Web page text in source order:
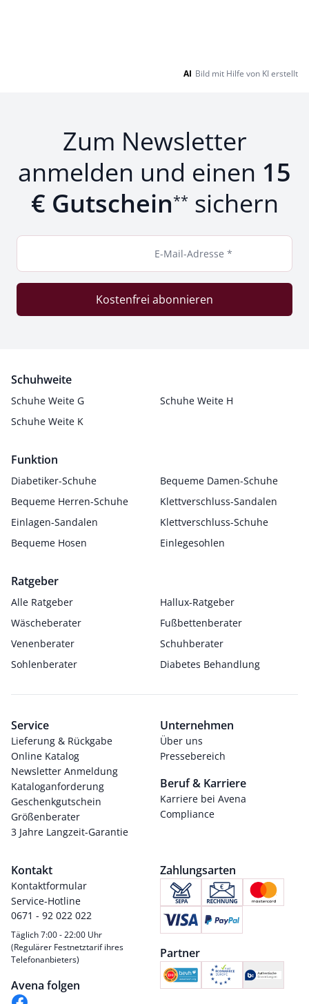
AI Bild mit Hilfe von KI erstellt
Zum Newsletter
anmelden und einen 15
€ Gutschein** sichern
E-Mail-Adresse *
Kostenfrei abonnieren
Schuhweite
Schuhe Weite G
Schuhe Weite H
Schuhe Weite K
Funktion
Diabetiker-Schuhe
Bequeme Damen-Schuhe
Bequeme Herren-Schuhe
Klettverschluss-Sandalen
Einlagen-Sandalen
Klettverschluss-Schuhe
Bequeme Hosen
Einlegesohlen
Ratgeber
Alle Ratgeber
Hallux-Ratgeber
Wäscheberater
Fußbettenberater
Venenberater
Schuhberater
Sohlenberater
Diabetes Behandlung
Service
Lieferung & Rückgabe
Online Katalog
Newsletter Anmeldung
Kataloganforderung
Geschenkgutschein
Größenberater
3 Jahre Langzeit-Garantie
Unternehmen
Über uns
Pressebereich
Beruf & Karriere
Karriere bei Avena
Compliance
Kontakt
Kontaktformular
Service-Hotline
0671 - 92 022 022
Täglich 7:00 - 22:00 Uhr
(Regulärer Festnetztarif ihres
Telefonanbieters)
Avena folgen
Zahlungsarten
Partner